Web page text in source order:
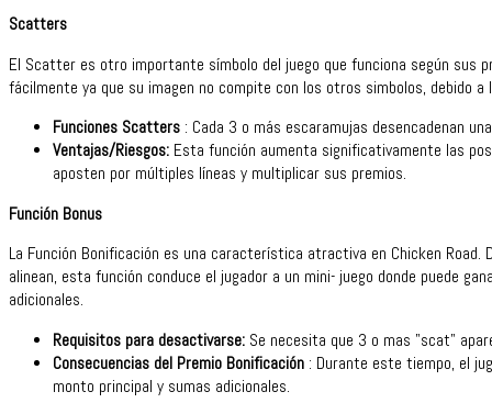
Scatters
El Scatter es otro importante símbolo del juego que funciona según sus
fácilmente ya que su imagen no compite con los otros simbolos, debido
Funciones Scatters : Cada 3 o más escaramujas desencadenan
Ventajas/Riesgos: Esta función aumenta significativamente las
aposten por múltiples líneas y multiplicar sus premios.
Función Bonus
La Función Bonificación es una característica atractiva en Chicken
alinean, esta función conduce el jugador a un mini- juego donde puede
adicionales.
Requisitos para desactivarse: Se necesita que 3 o mas "scat"
Consecuencias del Premio Bonificación : Durante este tiempo, el
monto principal y sumas adicionales.